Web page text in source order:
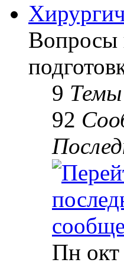
Вопросы
9 Темы
92
Пн